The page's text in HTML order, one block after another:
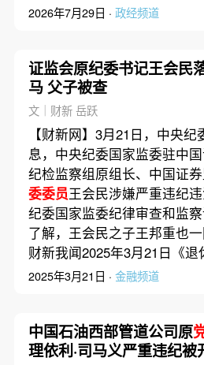
2026年7月29日 · 政经频道
证监会原纪委书记王会民
马 父子被查
文｜财新 岳跃
【财新网】3月21日，中央
息，中央纪委国家监委驻中
纪检监察组原组长、中国证
委委员王会民涉嫌严重违纪
纪委国家监委纪律审查和监
了解，王会民之子王邦重也
财新我闻2025年3月21日《
2025年3月21日 · 金融频道
中国石油西部管道公司原
理依利·司马义严重违纪